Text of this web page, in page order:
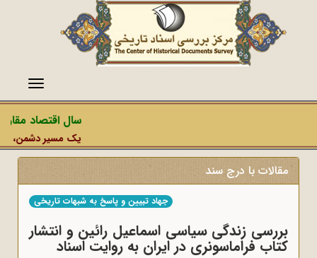
منو
سال اقتصاد
یک مسیر دشمن،
مقالات با درج سند
جهاد تبیین و پاسخ به شبهات تاریخی
بررسی زندگی سیاسی اسماعیل رائین و انتشار
کتاب فراماسونری در ایران به روایت اسناد